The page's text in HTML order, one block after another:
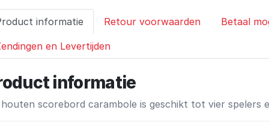
informatie Retour voorwaarden Betaal
en Levertijden
informatie
scorebord carambole is geschikt tot vier